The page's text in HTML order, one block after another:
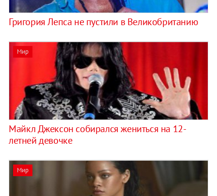
Григория Лепса не пустили в Великобританию
Мир
Майкл Джексон собирался жениться на 12-
летней девочке
Мир